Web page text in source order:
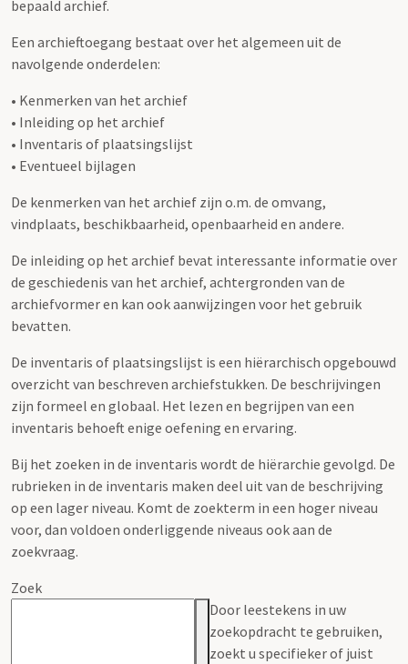
bepaald archief.
Een archieftoegang bestaat over het algemeen uit de
navolgende onderdelen:
• Kenmerken van het archief
• Inleiding op het archief
• Inventaris of plaatsingslijst
• Eventueel bijlagen
De kenmerken van het archief zijn o.m. de omvang,
vindplaats, beschikbaarheid, openbaarheid en andere.
De inleiding op het archief bevat interessante informatie over
de geschiedenis van het archief, achtergronden van de
archiefvormer en kan ook aanwijzingen voor het gebruik
bevatten.
De inventaris of plaatsingslijst is een hiërarchisch opgebouwd
overzicht van beschreven archiefstukken. De beschrijvingen
zijn formeel en globaal. Het lezen en begrijpen van een
inventaris behoeft enige oefening en ervaring.
Bij het zoeken in de inventaris wordt de hiërarchie gevolgd. De
rubrieken in de inventaris maken deel uit van de beschrijving
op een lager niveau. Komt de zoekterm in een hoger niveau
voor, dan voldoen onderliggende niveaus ook aan de
zoekvraag.
Zoek
Door leestekens in uw
zoekopdracht te gebruiken,
zoekt u specifieker of juist